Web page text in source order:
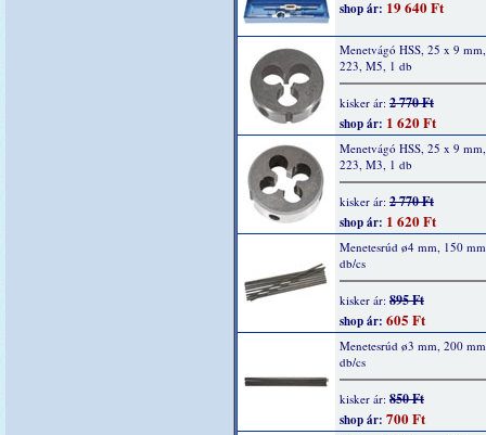
shop ár: 19 640 Ft
Menetvágó HSS, 25 x 9
223, M5, 1 db
kisker ár: 2 770 Ft
shop ár: 1 620 Ft
Menetvágó HSS, 25 x 9
223, M3, 1 db
kisker ár: 2 770 Ft
shop ár: 1 620 Ft
Menetesrúd ø4 mm, 150
db/cs
kisker ár: 895 Ft
shop ár: 605 Ft
Menetesrúd ø3 mm, 200
db/cs
kisker ár: 850 Ft
shop ár: 700 Ft